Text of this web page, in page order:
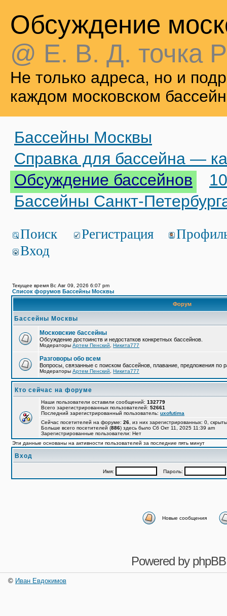
Обсуждение
@ Е. В. Д. точка
Не только адреса, но и
каждом московском
Бассейны Москвы
Справка для бассейна —
Обсуждение бассейнов
Бассейны Санкт-
Поиск Регистрация
Вход
Текущее время Вс Авг 09, 2026 6:07 pm
Список форумов Бассейны Москвы
Форум
Бассейны Москвы
Московские бассейны
Обсуждение достоинств и недостатков конкретных бассейнов.
Модераторы Артем Пенский Никита777
Разговоры обо всем
Вопросы, связанные с поиском бассейнов, плавание, предложения по
Модераторы Артем Пенский Никита777
Кто сейчас на форуме
Наши пользователи оставили сообщений: 132779
Всего зарегистрированных пользователей: 52661
Последний зарегистрированный пользователь: uxofutima
Сейчас посетителей на форуме: 26 , из них зарегистрированных: 0,
Больше всего посетителей (886) здесь было Сб Окт 11, 2025 11:39 am
Зарегистрированные пользователи: Нет
Эти данные основаны на активности пользователей за последние пять минут
Вход
Имя: Пароль:
Новые сообщения
Powered by phpBB
© Иван Евдокимов